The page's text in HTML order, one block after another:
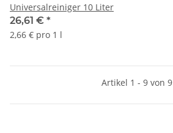
Universalreiniger 10 Liter
26,61 € *
2,66 € pro 1 l
Artikel 1 - 9 von 9